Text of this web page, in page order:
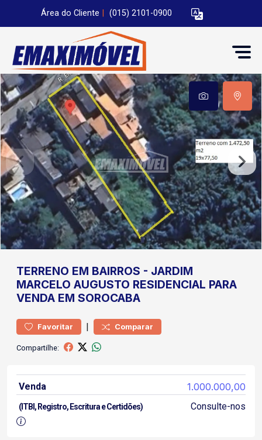
Área do Cliente (015) 2101-0900
TERRENO EM BAIRROS - JARDIM
MARCELO AUGUSTO RESIDENCIAL PARA
VENDA EM SOROCABA
Favoritar | Comparar
Compartilhe:
Venda 1.000.000,00
(ITBI, Registro, Escritura e Certidões) Consulte-nos